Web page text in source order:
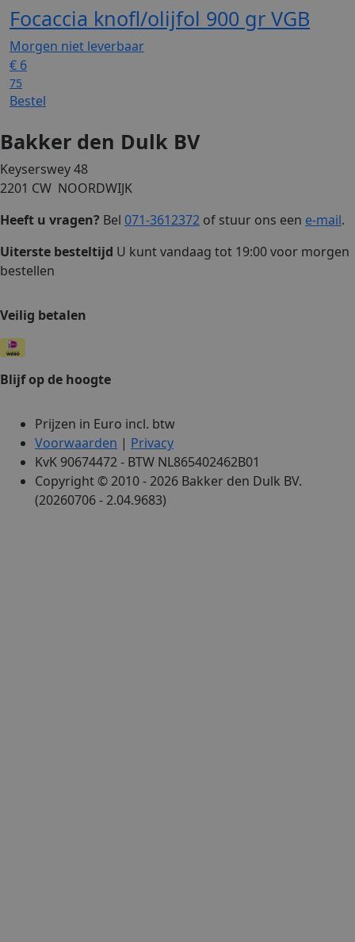
Focaccia knofl/olijfol 900 gr VGB
Morgen niet leverbaar
€ 6
75
Bestel
Bakker den Dulk BV
Keyserswey 48
2201 CW NOORDWIJK
Heeft u vragen? Bel 071-3612372 of stuur ons een e-mail.
Uiterste besteltijd U kunt vandaag tot 19:00 voor morgen
bestellen
Veilig betalen
Blijf op de hoogte
Prijzen in Euro incl. btw
Voorwaarden | Privacy
KvK 90674472 - BTW NL865402462B01
Copyright © 2010 - 2026 Bakker den Dulk BV.
(20260706 - 2.04.9683)